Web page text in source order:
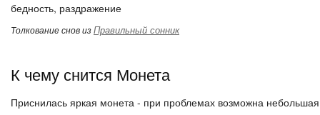
бедность, раздражение
Толкование снов изПравильный сонник
К чему снится Монета
Приснилась яркая монета - при проблемах возможна